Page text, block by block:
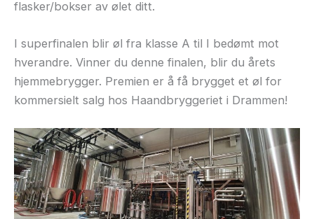
flasker/bokser av ølet ditt.
I superfinalen blir øl fra klasse A til I bedømt mot
hverandre. Vinner du denne finalen, blir du årets
hjemmebrygger. Premien er å få brygget et øl for
kommersielt salg hos Haandbryggeriet i Drammen!